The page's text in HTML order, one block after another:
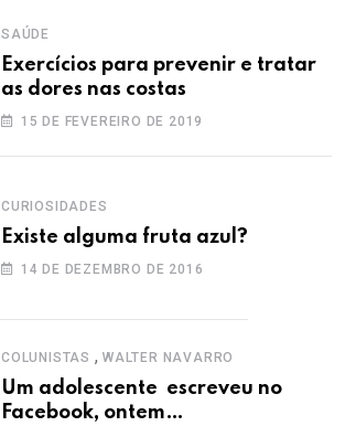
SAÚDE
Exercícios para prevenir e tratar
as dores nas costas
15 DE FEVEREIRO DE 2019
CURIOSIDADES
Existe alguma fruta azul?
14 DE DEZEMBRO DE 2016
COLUNISTAS , WALTER NAVARRO
Um adolescente escreveu no
Facebook, ontem…